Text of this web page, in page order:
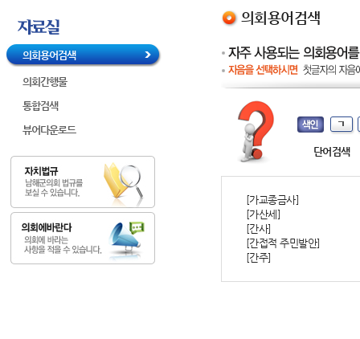
의회용어검색
의회간행물
통합검색
뷰어다운로드
의회용어검색
단어검색
[가교종금사]
[가산세]
[간사]
[간접적 주민발안]
[간주]